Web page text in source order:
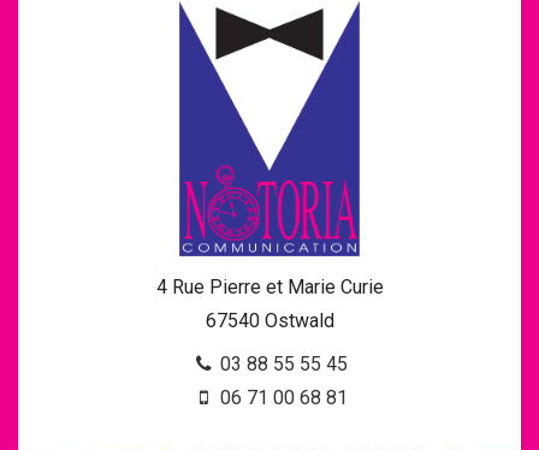
4 Rue Pierre et Marie Curie
67540 Ostwald
03 88 55 55 45
06 71 00 68 81